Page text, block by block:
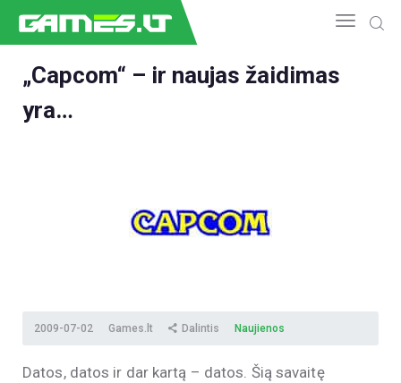
APŽVALGOS
„Capcom“ – ir naujas žaidimas
yra…
2009-07-02 Games.lt Dalintis Naujienos
Datos, datos ir dar kartą – datos. Šią savaitę